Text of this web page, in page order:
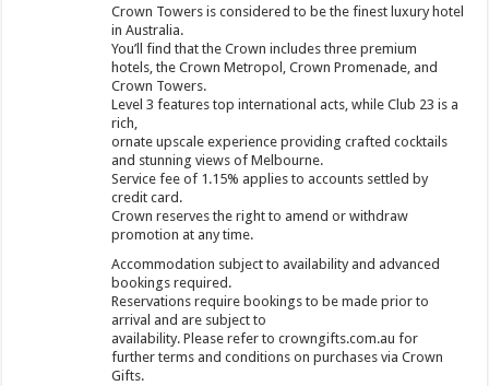
Crown Towers is considered to be the finest luxury hotel
in Australia.
You’ll find that the Crown includes three premium
hotels, the Crown Metropol, Crown Promenade, and
Crown Towers.
Level 3 features top international acts, while Club 23 is a
rich,
ornate upscale experience providing crafted cocktails
and stunning views of Melbourne.
Service fee of 1.15% applies to accounts settled by
credit card.
Crown reserves the right to amend or withdraw
promotion at any time.
Accommodation subject to availability and advanced
bookings required.
Reservations require bookings to be made prior to
arrival and are subject to
availability. Please refer to crowngifts.com.au for
further terms and conditions on purchases via Crown
Gifts.